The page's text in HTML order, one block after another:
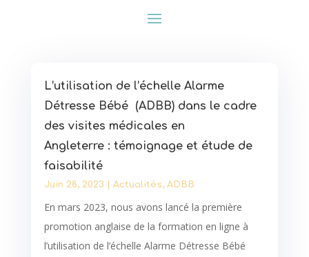
L’utilisation de l’échelle Alarme
Détresse Bébé (ADBB) dans le cadre
des visites médicales en
Angleterre : témoignage et étude de
faisabilité
Juin 28, 2023 Actualités, ADBB
En mars 2023, nous avons lancé la première
promotion anglaise de la formation en ligne à
l’utilisation de l’échelle Alarme Détresse Bébé